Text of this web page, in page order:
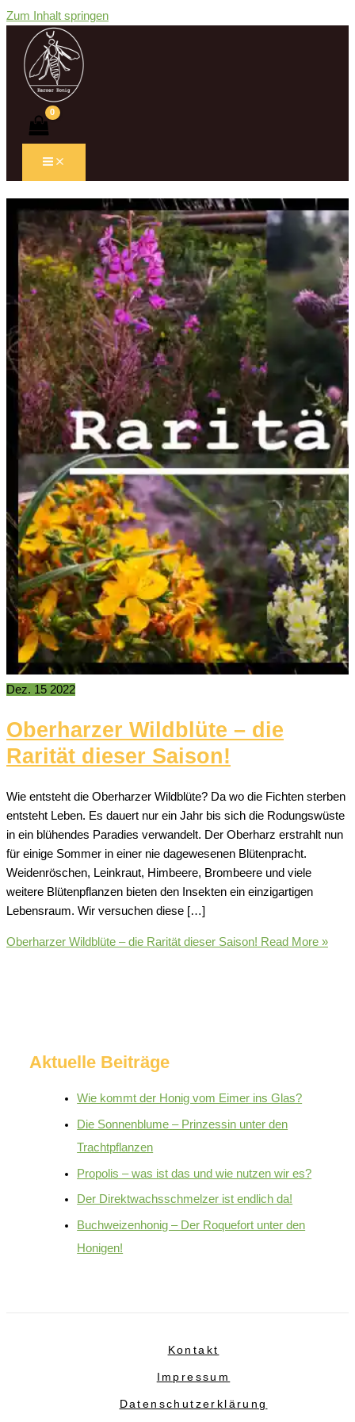
Zum Inhalt springen
Aktuelle Beiträge
Wie kommt der Honig vom Eimer ins Glas?
Die Sonnenblume – Prinzessin unter den
Trachtpflanzen
Propolis – was ist das und wie nutzen wir es?
Der Direktwachsschmelzer ist endlich da!
Buchweizenhonig – Der Roquefort unter den
Honigen!
Dez. 15 2022
Oberharzer Wildblüte – die
Rarität dieser Saison!
Wie entsteht die Oberharzer Wildblüte? Da wo die Fichten sterben
entsteht Leben. Es dauert nur ein Jahr bis sich die Rodungswüste
in ein blühendes Paradies verwandelt. Der Oberharz erstrahlt nun
für einige Sommer in einer nie dagewesenen Blütenpracht.
Weidenröschen, Leinkraut, Himbeere, Brombeere und viele
weitere Blütenpflanzen bieten den Insekten ein einzigartigen
Lebensraum. Wir versuchen diese […]
Oberharzer Wildblüte – die Rarität dieser Saison! Read More »
Kontakt
Impressum
Datenschutzerklärung